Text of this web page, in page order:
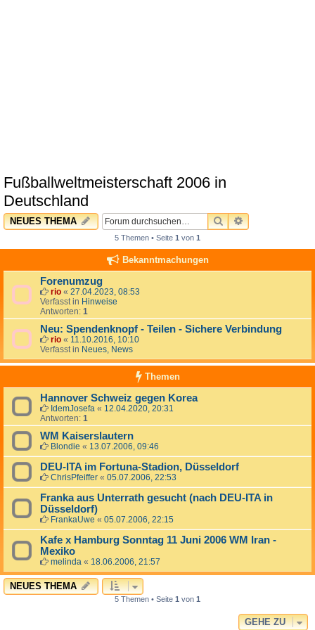
Fußballweltmeisterschaft 2006 in
Deutschland
NEUES THEMA SUCHEERWEITERTE
5 Themen • Seite 1 von 1
Bekanntmachungen
Forenumzug
rio « 27.04.2023, 08:53
Verfasst in Hinweise
Antworten: 1
Neu: Spendenknopf - Teilen - Sichere Verbindung
rio « 11.10.2016, 10:10
Verfasst in Neues, News
Themen
Hannover Schweiz gegen Korea
IdemJosefa « 12.04.2020, 20:31
Antworten: 1
WM Kaiserslautern
Blondie « 13.07.2006, 09:46
DEU-ITA im Fortuna-Stadion, Düsseldorf
ChrisPfeiffer « 05.07.2006, 22:53
Franka aus Unterrath gesucht (nach DEU-ITA in
Düsseldorf)
FrankaUwe « 05.07.2006, 22:15
Kafe x Hamburg Sonntag 11 Juni 2006 WM Iran -
Mexiko
melinda « 18.06.2006, 21:57
NEUES THEMA
5 Themen • Seite 1 von 1
GEHE ZU